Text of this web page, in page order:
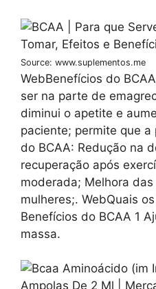
Source: www.suplementos.me
WebBenefícios do
ser na parte de
diminui o apetite e
paciente; permite que a
do BCAA: Redução na
recuperação após
moderada; Melhora
mulheres;. WebQuais
Benefícios do BCAA 1
massa.